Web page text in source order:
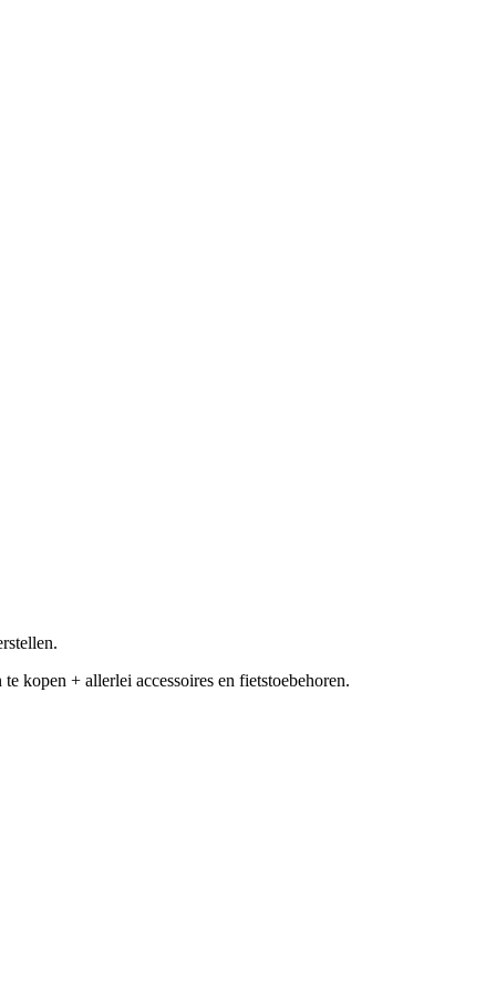
kopen + allerlei accessoires en fietstoebehoren.